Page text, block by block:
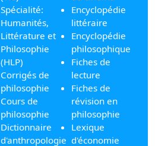
Spécialité:
Humanités,
Littérature et
Philosophie
(HLP)
Corrigés de
philosophie
Cours de
philosophie
Dictionnaire
d'anthropologie
Encyclopédie
littéraire
Encyclopédie
philosophique
Fiches de
lecture
Fiches de
révision en
philosophie
Lexique
d'économie